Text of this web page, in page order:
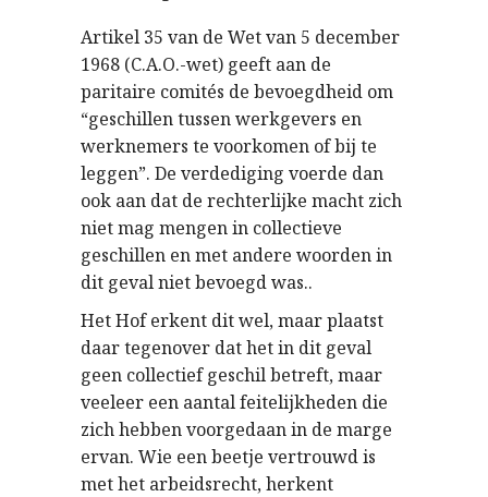
Artikel 35 van de Wet van 5 december
1968 (C.A.O.-wet) geeft aan de
paritaire comités de bevoegdheid om
“geschillen tussen werkgevers en
werknemers te voorkomen of bij te
leggen”. De verdediging voerde dan
ook aan dat de rechterlijke macht zich
niet mag mengen in collectieve
geschillen en met andere woorden in
dit geval niet bevoegd was..
Het Hof erkent dit wel, maar plaatst
daar tegenover dat het in dit geval
geen collectief geschil betreft, maar
veeleer een aantal feitelijkheden die
zich hebben voorgedaan in de marge
ervan. Wie een beetje vertrouwd is
met het arbeidsrecht, herkent